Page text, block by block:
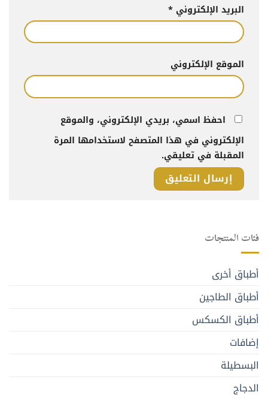
البريد الإلكتروني *
الموقع الإلكتروني
احفظ اسمي، بريدي الإلكتروني، والموقع
الإلكتروني في هذا المتصفح لاستخدامها المرة
المقبلة في تعليقي.
فئات المنتجات
أطباق أخرى
أطباق الطاجين
أطباق الكسكس
إضافات
البسطيلة
الدجاج